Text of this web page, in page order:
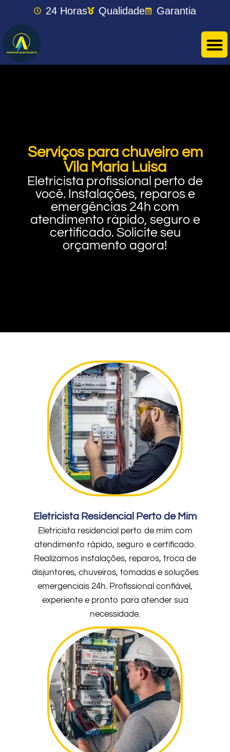
24 Horas Qualidade Garantia
Serviços para chuveiro em
Vila Maria Luisa
Eletricista profissional perto de
você. Instalações, reparos e
emergências 24h com
atendimento rápido, seguro e
certificado. Solicite seu
orçamento agora!
Eletricista Residencial Perto de Mim
Eletricista residencial perto de mim com
atendimento rápido, seguro e certificado.
Realizamos instalações, reparos, troca de
disjuntores, chuveiros, tomadas e soluções
emergenciais 24h. Profissional confiável,
experiente e pronto para atender sua
necessidade.